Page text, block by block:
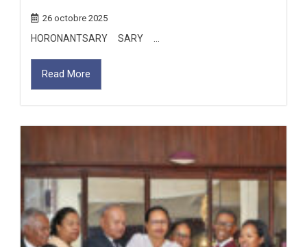
26 octobre 2025
HORONANTSARY SARY ...
Read More